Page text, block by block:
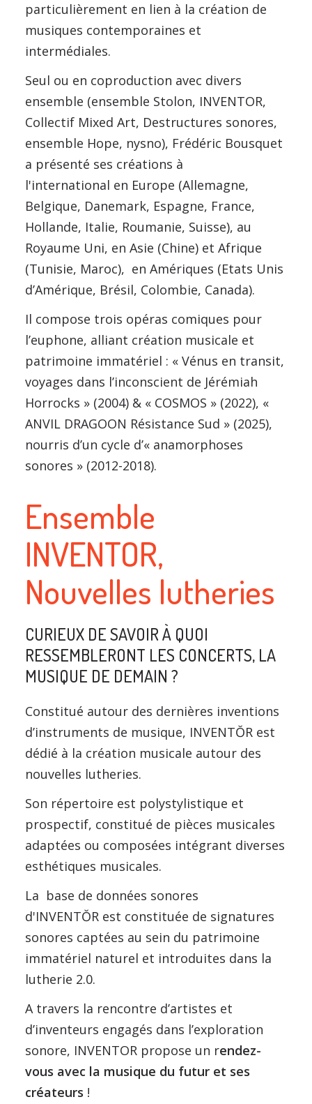
particulièrement en lien à la création de
musiques contemporaines et
intermédiales.
Seul ou en coproduction avec divers
ensemble (ensemble Stolon, INVENTOR,
Collectif Mixed Art, Destructures sonores,
ensemble Hope, nysno), Frédéric Bousquet
a présenté ses créations à
l'international en Europe (Allemagne,
Belgique, Danemark, Espagne, France,
Hollande, Italie, Roumanie, Suisse), au
Royaume Uni, en Asie (Chine) et Afrique
(Tunisie, Maroc), en Amériques (Etats Unis
d’Amérique, Brésil, Colombie, Canada).
Il compose trois opéras comiques pour
l’euphone, alliant création musicale et
patrimoine immatériel : « Vénus en transit,
voyages dans l’inconscient de Jérémiah
Horrocks » (2004) & « COSMOS » (2022), «
ANVIL DRAGOON Résistance Sud » (2025),
nourris d’un cycle d’« anamorphoses
sonores » (2012-2018).
Ensemble
INVENTOR,
Nouvelles lutheries
CURIEUX DE SAVOIR À QUOI
RESSEMBLERONT LES CONCERTS, LA
MUSIQUE DE DEMAIN ?
Constitué autour des dernières inventions
d’instruments de musique, INVENTŎR est
dédié à la création musicale autour des
nouvelles lutheries.
Son répertoire est polystylistique et
prospectif, constitué de pièces musicales
adaptées ou composées intégrant diverses
esthétiques musicales.
La base de données sonores
d'INVENTŎR est constituée de signatures
sonores captées au sein du patrimoine
immatériel naturel et introduites dans la
lutherie 2.0.
A travers la rencontre d’artistes et
d’inventeurs engagés dans l’exploration
sonore, INVENTOR propose un rendez-
vous avec la musique du futur et ses
créateurs !